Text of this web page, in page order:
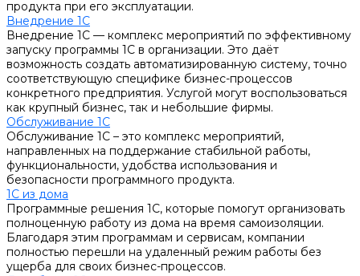
продукта при его эксплуатации.
Внедрение 1С
Внедрение 1С — комплекс мероприятий по эффективному
запуску программы 1С в организации. Это даёт
возможность создать автоматизированную систему, точно
соответствующую специфике бизнес-процессов
конкретного предприятия. Услугой могут воспользоваться
как крупный бизнес, так и небольшие фирмы.
Обслуживание 1С
Обслуживание 1С – это комплекс мероприятий,
направленных на поддержание стабильной работы,
функциональности, удобства использования и
безопасности программного продукта.
1С из дома
Программные решения 1С, которые помогут организовать
полноценную работу из дома на время самоизоляции.
Благодаря этим программам и сервисам, компании
полностью перешли на удаленный режим работы без
ущерба для своих бизнес-процессов.